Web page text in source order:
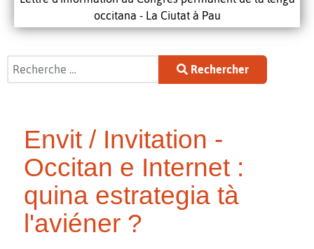
occitana - La Ciutat à Pau
Rechercher
Rechercher
Envit / Invitation -
Occitan e Internet :
quina estrategia tà
l'aviéner ?